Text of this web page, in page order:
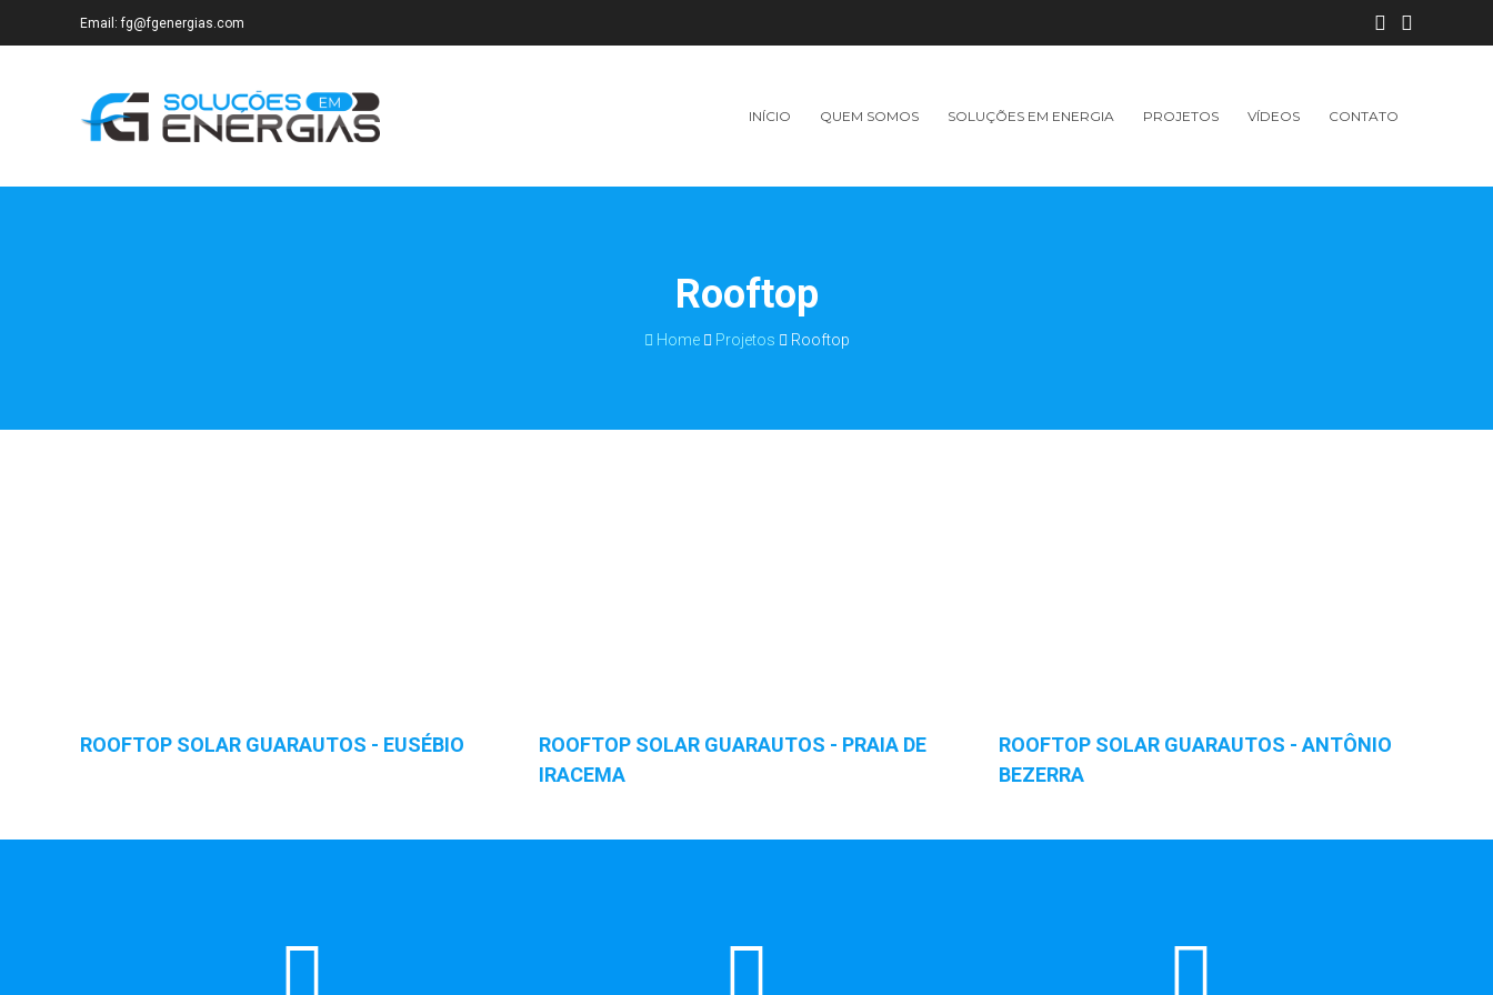
Email: fg@fgenergias.com
INÍCIO QUEM SOMOS SOLUÇÕES EM ENERGIA PROJETOS VÍDEOS CONTATO
Rooftop
Home Projetos Rooftop
ROOFTOP SOLAR GUARAUTOS - EUSÉBIO
ROOFTOP SOLAR GUARAUTOS - PRAIA DE
IRACEMA
ROOFTOP SOLAR GUARAUTOS - ANTÔNIO
BEZERRA